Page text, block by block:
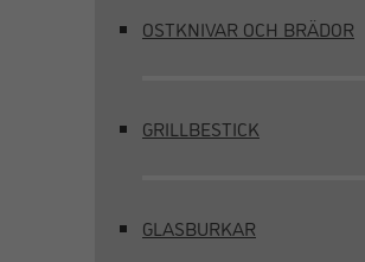
OSTKNIVAR OCH BRÄDOR
GRILLBESTICK
GLASBURKAR